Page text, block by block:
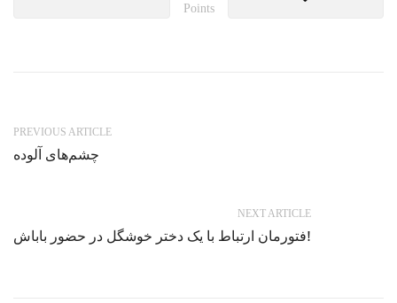
Points
PREVIOUS ARTICLE
چشم‌های آلوده
NEXT ARTICLE
فتورمان ارتباط با یک دختر خوشگل در حضور باباش!